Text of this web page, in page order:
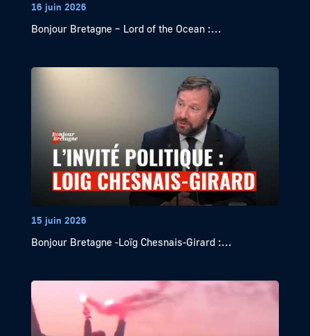
16 juin 2026
Bonjour Bretagne – Lord of the Ocean :...
15 juin 2026
Bonjour Bretagne -Loïg Chesnais-Girard :...